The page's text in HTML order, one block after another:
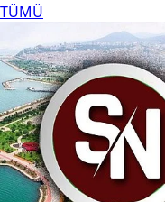
TÜMÜ